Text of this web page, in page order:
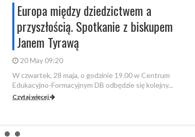
Europa między dziedzictwem a
przyszłością. Spotkanie z biskupem
Janem Tyrawą
20 May 09:20
W czwartek, 28 maja, o godzinie 19.00 w Centrum
Edukacyjno-Formacyjnym DB odbędzie się kolejny...
Czytaj więcej